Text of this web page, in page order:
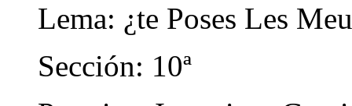
Lema: ¿te Poses Les
Sección: 10ª